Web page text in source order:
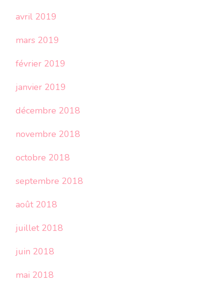
avril 2019
mars 2019
février 2019
janvier 2019
décembre 2018
novembre 2018
octobre 2018
septembre 2018
août 2018
juillet 2018
juin 2018
mai 2018